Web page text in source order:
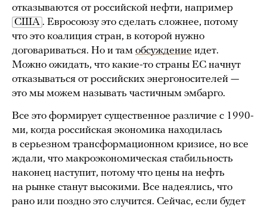
отказываются от российской нефти, например
США . Евросоюзу это сделать сложнее, потому
что это коалиция стран, в которой нужно
договариваться. Но и там обсуждение идет.
Можно ожидать, что какие-то страны ЕС начнут
отказываться от российских энергоносителей —
это мы можем называть частичным эмбарго.
Все это формирует существенное различие с 1990-
ми, когда российская экономика находилась
в серьезном трансформационном кризисе, но все
ждали, что макроэкономическая стабильность
наконец наступит, потому что цены на нефть
на рынке станут высокими. Все надеялись, что
рано или поздно это случится. Сейчас, если будет